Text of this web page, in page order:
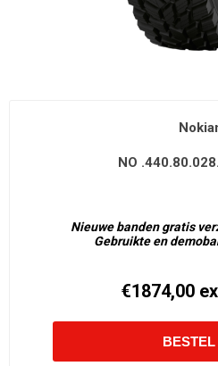
NO
Nieuwe banden gratis
Gebruikte en
€1874,00